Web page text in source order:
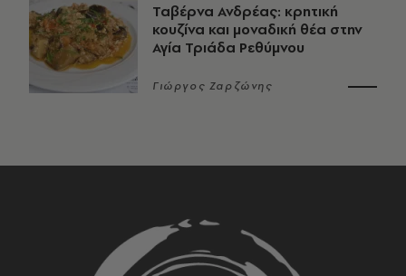
Ταβέρνα Ανδρέας: κρητική
κουζίνα και μοναδική θέα στην
Αγία Τριάδα Ρεθύμνου
Γιώργος Ζαρζώνης